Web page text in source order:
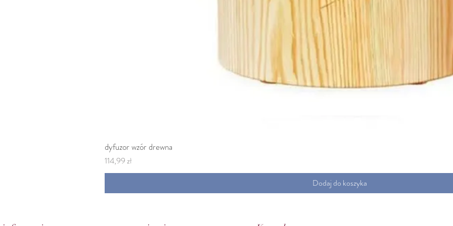
dyfuzor wzór drewna
Cena
114,99 zł
Dodaj do koszyka